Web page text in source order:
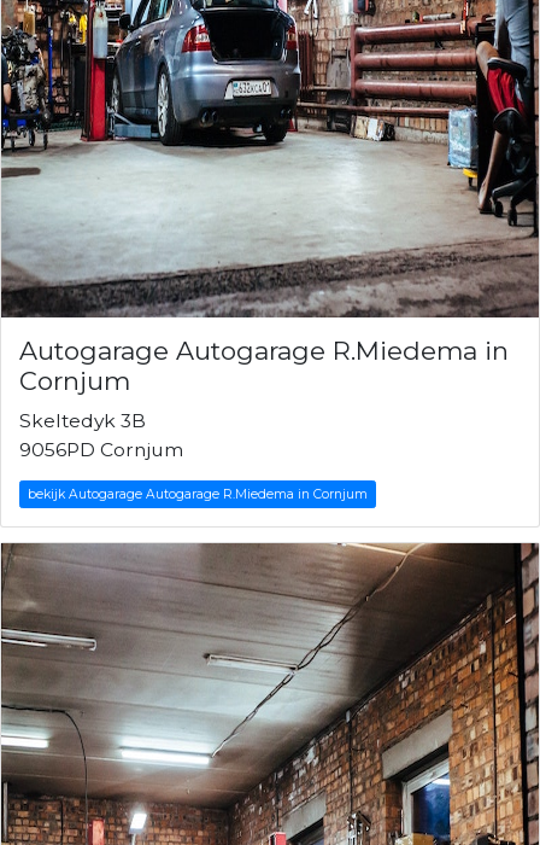
Autogarage Autogarage R.Miedema in
Cornjum
Skeltedyk 3B
9056PD Cornjum
bekijk Autogarage Autogarage R.Miedema in Cornjum